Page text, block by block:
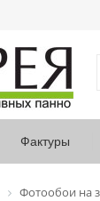
Фактуры
Фотообои на